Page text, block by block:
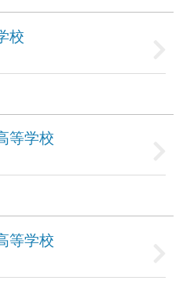
校
等学校
等学校